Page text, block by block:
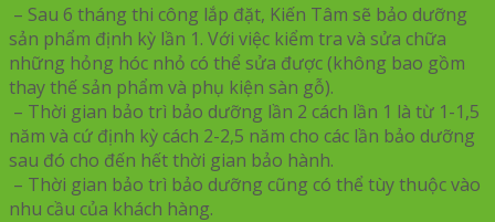
– Sau 6 tháng thi công lắp đặt, Kiến Tâm sẽ bảo dưỡng
sản phẩm định kỳ lần 1. Với việc kiểm tra và sửa chữa
những hỏng hóc nhỏ có thể sửa được (không bao gồm
thay thế sản phẩm và phụ kiện sàn gỗ).
– Thời gian bảo trì bảo dưỡng lần 2 cách lần 1 là từ 1-1,5
năm và cứ định kỳ cách 2-2,5 năm cho các lần bảo dưỡng
sau đó cho đến hết thời gian bảo hành.
– Thời gian bảo trì bảo dưỡng cũng có thể tùy thuộc vào
nhu cầu của khách hàng.